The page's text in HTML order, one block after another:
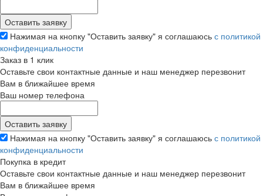
Нажимая на кнопку "Оставить заявку" я соглашаюсь с политикой
конфиденциальности
Заказ в 1 клик
Оставьте свои контактные данные и наш менеджер перезвонит
Вам в ближайшее время
Ваш номер телефона
Нажимая на кнопку "Оставить заявку" я соглашаюсь с политикой
конфиденциальности
Покупка в кредит
Оставьте свои контактные данные и наш менеджер перезвонит
Вам в ближайшее время